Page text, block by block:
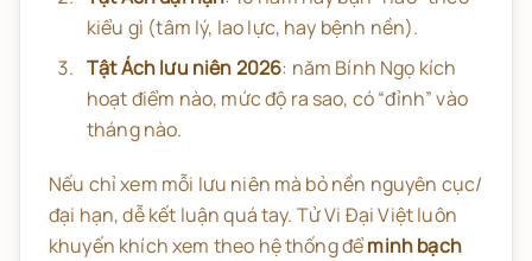
kiểu gì (tâm lý, lao lực, hay bệnh nền).
Tật Ách lưu niên 2026: năm Bính Ngọ kích
hoạt điểm nào, mức độ ra sao, có “đỉnh” vào
tháng nào.
Nếu chỉ xem mỗi lưu niên mà bỏ nền nguyên cục/
đại hạn, dễ kết luận quá tay. Tử Vi Đại Việt luôn
khuyến khích xem theo hệ thống đểminh bạch